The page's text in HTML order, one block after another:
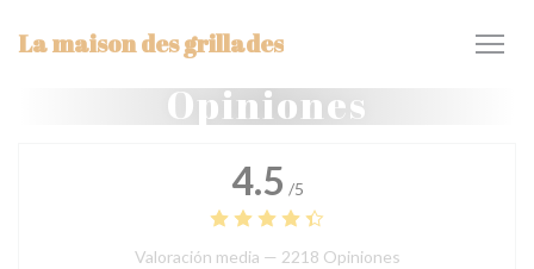
La maison des grillades
Opiniones
4.5 /5
Valoración media — 2218 Opiniones